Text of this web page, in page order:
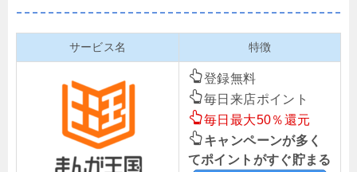
サービス名 特徴
登録無料
毎日来店ポイント
毎日最大50％還元
キャンペーンが多く
てポイントがすぐ貯まる